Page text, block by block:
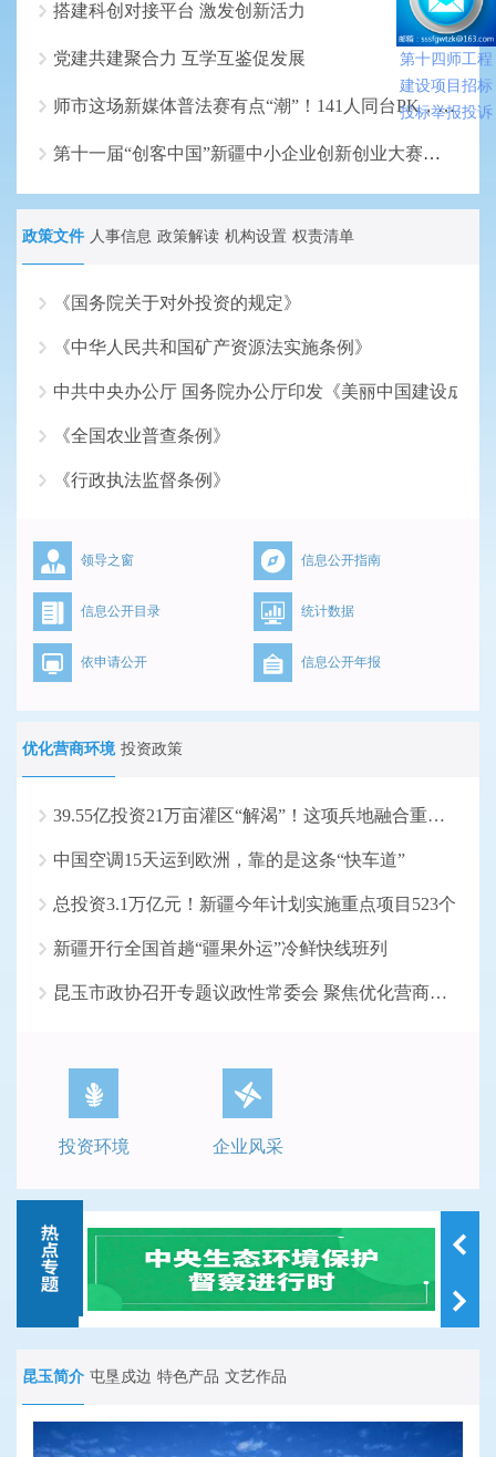
第十四师工程
建设项目招标
投标举报投诉
搭建科创对接平台 激发创新活力
党建共建聚合力 互学互鉴促发展
师市这场新媒体普法赛有点“潮”！141人同台PK，法治知识这样“破圈”入心
第十一届“创客中国”新疆中小企业创新创业大赛乌鲁木齐市选拔赛举行
政策文件 人事信息 政策解读 机构设置 权责清单
《国务院关于对外投资的规定》
《中华人民共和国矿产资源法实施条例》
中共中央办公厅 国务院办公厅印发《美丽中国建设成效
《全国农业普查条例》
《行政执法监督条例》
领导之窗 信息公开指南
信息公开目录 统计数据
依申请公开 信息公开年报
优化营商环境 投资政策
39.55亿投资21万亩灌区“解渴”！这项兵地融合重大水...
中国空调15天运到欧洲，靠的是这条“快车道”
总投资3.1万亿元！新疆今年计划实施重点项目523个
新疆开行全国首趟“疆果外运”冷鲜快线班列
昆玉市政协召开专题议政性常委会 聚焦优化营商环境
投资环境 企业风采
昆玉简介 屯垦戍边 特色产品 文艺作品